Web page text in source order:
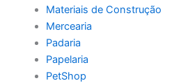
Materiais de Construção
Mercearia
Padaria
Papelaria
PetShop